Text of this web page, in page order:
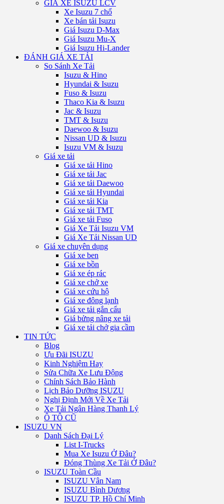
GIÁ XE ISUZU LCV
Xe Isuzu 7 chổ
Xe bán tải Isuzu
Giá Isuzu D-Max
Giá Isuzu Mu-X
Giá Isuzu Hi-Lander
ĐÁNH GIÁ XE TẢI
So Sánh Xe Tải
Isuzu & Hino
Hyundai & Isuzu
Fuso & Isuzu
Thaco Kia & Isuzu
Jac & Isuzu
TMT & Isuzu
Daewoo & Isuzu
Nissan UD & Isuzu
Isuzu VM & Isuzu
Giá xe tải
Giá xe tải Hino
Giá xe tải Jac
Giá xe tải Daewoo
Giá xe tải Hyundai
Giá xe tải Kia
Giá xe tải TMT
Giá xe tải Fuso
Giá Xe Tải Isuzu VM
Giá Xe Tải Nissan UD
Giá xe chuyên dụng
Giá xe ben
Giá xe bồn
Giá xe ép rác
Giá xe chở xe
Giá xe cứu hộ
Giá xe đông lạnh
Giá xe tải gắn cẩu
Giá bửng nâng xe tải
Giá xe tải chở gia cầm
TIN TỨC
Blog
Ưu Đãi ISUZU
Kinh Nghiệm Hay
Sửa Chữa Xe Lưu Động
Chính Sách Bảo Hành
Lịch Bảo Dưỡng ISUZU
Nghị Định Mới Về Xe Tải
Xe Tải Ngân Hàng Thanh Lý
Ô TÔ CŨ
ISUZU VN
Danh Sách Đại Lý
List I-Trucks
Mua Xe Isuzu Ở Đâu?
Đóng Thùng Xe Tải Ở Đâu?
ISUZU Toàn Cầu
ISUZU Vân Nam
ISUZU Bình Dương
ISUZU TP. Hồ Chí Minh